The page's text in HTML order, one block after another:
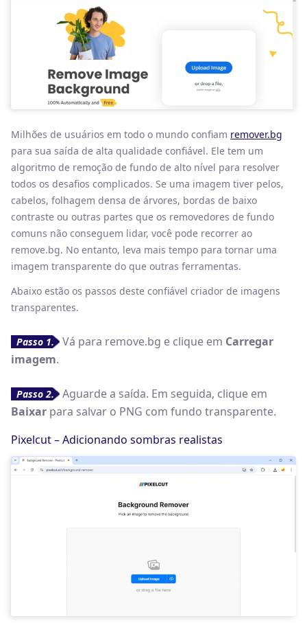
Milhões de usuários em todo o mundo confiam remover.bg
para sua saída de alta qualidade confiável. Ele tem um
algoritmo de remoção de fundo de alto nível para resolver
todos os desafios complicados. Se uma imagem tiver pelos,
cabelos, folhagem densa de árvores, bordas de baixo
contraste ou outras partes que os removedores de fundo
comuns não conseguem lidar, você pode recorrer ao
remove.bg. No entanto, leva mais tempo para tornar uma
imagem transparente do que outras ferramentas.
Abaixo estão os passos deste confiável criador de imagens
transparentes.
Passo 1. Vá para remove.bg e clique em Carregar
imagem.
Passo 2.
Aguarde a saída. Em seguida, clique em
Baixar para salvar o PNG com fundo transparente.
Pixelcut – Adicionando sombras realistas